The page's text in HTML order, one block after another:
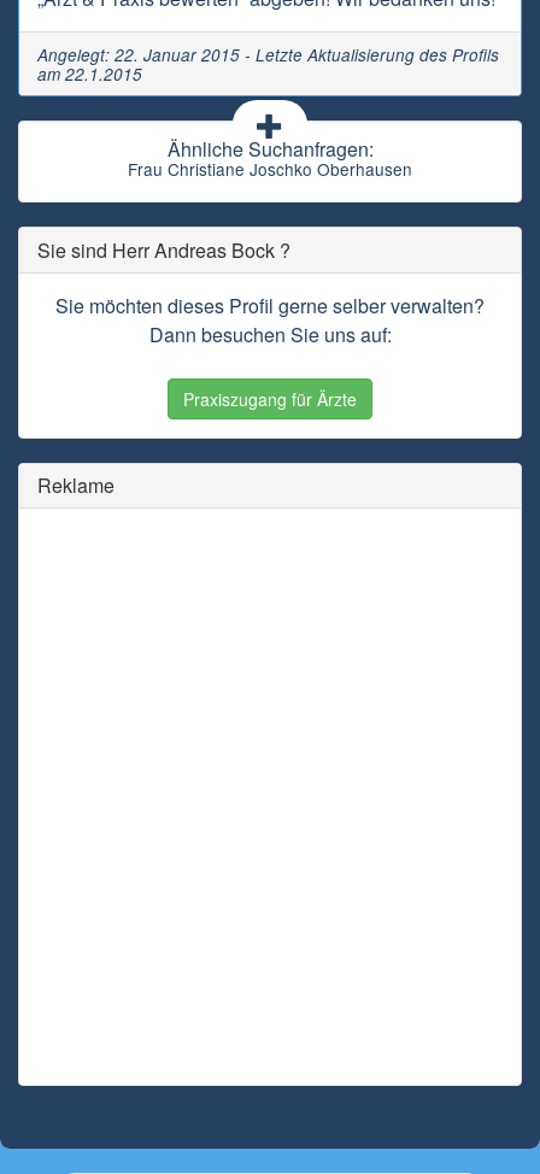
Angelegt: 22. Januar 2015 - Letzte Aktualisierung des Profils
am 22.1.2015
Ähnliche Suchanfragen:
Frau Christiane Joschko Oberhausen
Sie sind Herr Andreas Bock ?
Sie möchten dieses Profil gerne selber verwalten?
Dann besuchen Sie uns auf:
Praxiszugang für Ärzte
Reklame